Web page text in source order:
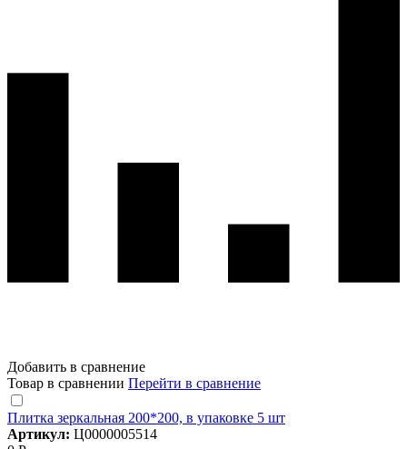
Добавить в сравнение
Товар в сравнении Перейти в сравнение
Плитка зеркальная 200*200, в упаковке 5 шт
Артикул: Ц0000005514